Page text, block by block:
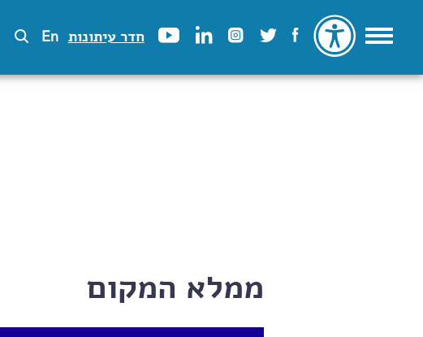
חדר עיתונות En
ממלא המקום